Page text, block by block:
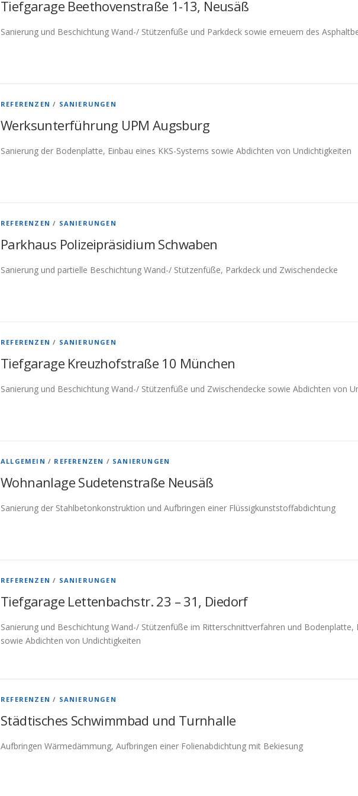
Tiefgarage Beethovenstraße 1-13, Neusäß
Sanierung und Beschichtung Wand-/ Stützenfüße und Parkdeck sowie erneuern des
REFERENZEN / SANIERUNGEN
Werksunterführung UPM Augsburg
Sanierung der Bodenplatte, Einbau eines KKS-Systems sowie Abdichten von Undichtigkeiten
REFERENZEN / SANIERUNGEN
Parkhaus Polizeipräsidium Schwaben
Sanierung und partielle Beschichtung Wand-/ Stützenfüße, Parkdeck und Zwischendecke
REFERENZEN / SANIERUNGEN
Tiefgarage Kreuzhofstraße 10 München
Sanierung und Beschichtung Wand-/ Stützenfüße und Zwischendecke sowie Abdichten von
ALLGEMEIN / REFERENZEN / SANIERUNGEN
Wohnanlage Sudetenstraße Neusäß
Sanierung der Stahlbetonkonstruktion und Aufbringen einer Flüssigkunststoffabdichtung
REFERENZEN / SANIERUNGEN
Tiefgarage Lettenbachstr. 23 – 31, Diedorf
Sanierung und Beschichtung Wand-/ Stützenfüße im Ritterschnittverfahren und Bodenplatte,
sowie Abdichten von Undichtigkeiten
REFERENZEN / SANIERUNGEN
Städtisches Schwimmbad und Turnhalle
Aufbringen Wärmedämmung, Aufbringen einer Folienabdichtung mit Bekiesung